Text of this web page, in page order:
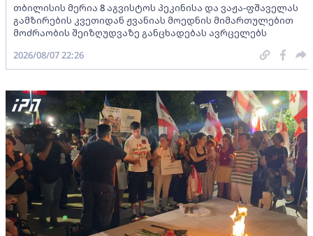
თბილისის მერია 8 აგვისტოს პეკინისა და ვაჟა-ფშაველას
გამზირების კვეთიდან ჟვანიას მოედნის მიმართულებით
მოძრაობის შეიზღუდვაზე განცხადებას ავრცელებს
2026/08/07 22:26